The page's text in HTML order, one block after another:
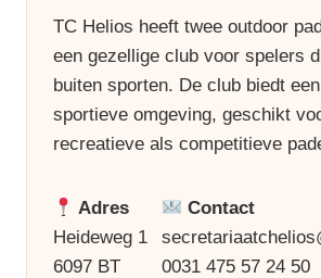
TC Helios heeft twee outdoor
een gezellige club voor spelers
buiten sporten. De club biedt
sportieve omgeving, geschikt
recreatieve als competitieve
Adres
Heideweg 1
6097 BT
Contact
0031 475 57 24 50